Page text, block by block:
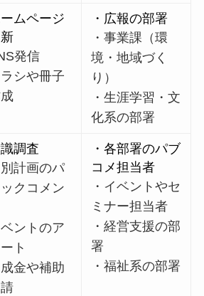
ームページ
発信
ラシや冊子
・広報の部署
・事業課（環
境・地域づく
り）
・生涯学習・文
化系の部署
識調査
別計画のパ
クコメン
ベントのア
ト
成金や補助
・各部署のパブ
コメ担当者
・イベントやセ
ミナー担当者
・経営支援の部
署
・福祉系の部署